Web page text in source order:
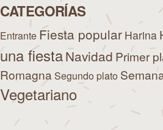
CATEGORÍAS
Entrante Fiesta popular Harina
una fiestaNavidad Primer
Romagna Segundo plato
Vegetariano